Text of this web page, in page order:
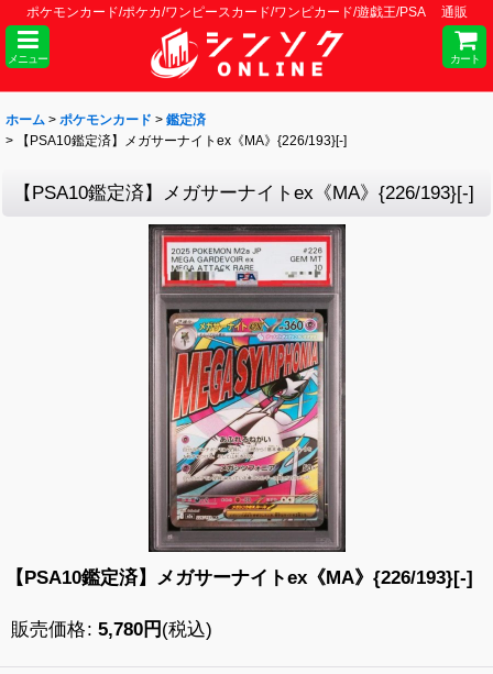
ポケモンカード/ポケカ/ワンピースカード/ワンピカード/遊戯王/PSA 通販
メニュー カート
ホーム > ポケモンカード > 鑑定済
>
【PSA10鑑定済】メガサーナイトex《MA》{226/193}[-]
【PSA10鑑定済】メガサーナイトex《MA》{226/193}[-]
【PSA10鑑定済】メガサーナイトex《MA》{226/193}[-]
販売価格: 5,780円 (税込)